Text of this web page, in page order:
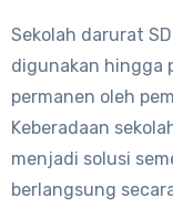
Sekolah darurat
digunakan hingga
permanen oleh
Keberadaan
menjadi solusi
berlangsung